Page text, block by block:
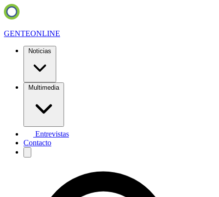
GENTEONLINE
Noticias
Multimedia
Entrevistas
Contacto